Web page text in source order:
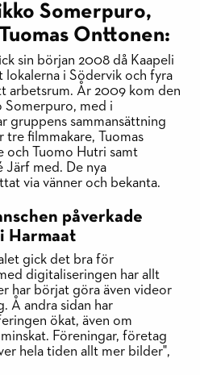
Somerpuro,
Onttonen:
sin början 2008 då Kaapeli
lokalerna i Södervik och fyra
arbetsrum. År 2009 kom den
med i
gruppens sammansättning
tre filmmakare, Tuomas
och Tuomo Hutri samt
Järf med. De nya
via vänner och bekanta.
påverkade
Harmaat
gick det bra för
digitaliseringen har allt
har börjat göra även videor
Å andra sidan har
ökat, även om
Föreningar, företag
hela tiden allt mer bilder",